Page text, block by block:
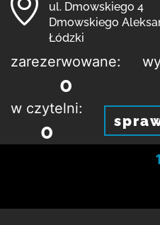
ul. Dmowskiego 4
Dmowskiego
Łódzki
zarezerwowane:
0
w czytelni:
0
1